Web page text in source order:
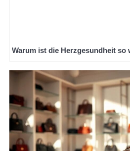
Warum ist die Herzgesundheit so